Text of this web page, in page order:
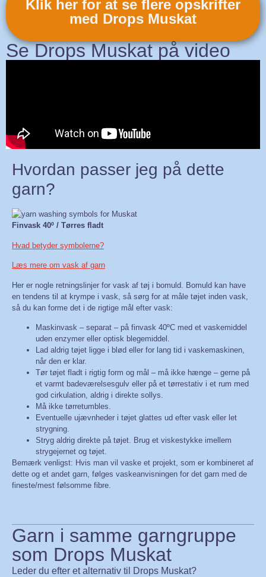
Klik her for at se flere opskrifter
med Drops Muskat
Se Drops Muskat på video
Hvordan passer jeg på dette
garn?
Finvask 40º / Tørres fladt
Hvad betyder symbolerne?
Læs mere om vask af garn
Her er nogle retningslinjer for vask af tøj i bomuld. Bomuld kan have
en tendens til at krympe i vask, så sørg for at måle tøjet inden vask,
så du kan forme det i de rigtige mål efter vask:
Maskinvask – separat – på finvask 40ºC med et vaskemiddel
uden enzymer eller optisk blegemiddel.
Lad aldrig tøjet ligge i blød eller for lang tid i vaskemaskinen,
når den er klar.
Tør tøjet fladt i rigtig form og mål – må ikke hænge – gerne på
et varmt badeværelsesgulv eller på et tørrestativ i et rum med
god cirkulation, aldrig i direkte sollys.
Må ikke tørretumbles.
Eventuelle ujævnheder i tøjet glattes ud efter vask eller let
strygning.
Stryg aldrig direkte på tøjet. Brug et viskestykke imellem
strygejernet og tøjet.
Bemærk venligst: Hvis man vil vaske et projekt, som er kombineret af
dette og et andet garn, følges vaskeanvisningen for det garn med de
fineste/mest følsomme fibre.
Garn i samme garngruppe
som Drops Muskat
Leder du efter et alternativ til Drops Muskat?